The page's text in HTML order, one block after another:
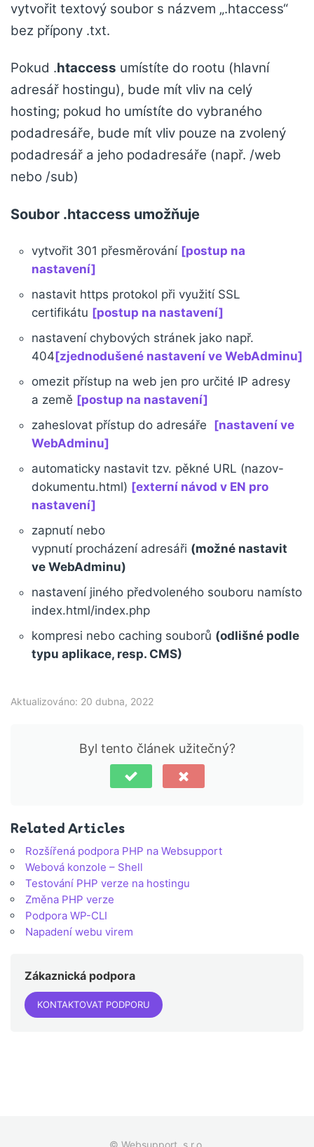
vytvořit textový soubor s názvem „.htaccess“
bez přípony .txt.
Pokud .htaccess umístíte do rootu (hlavní
adresář hostingu), bude mít vliv na celý
hosting; pokud ho umístíte do vybraného
podadresáře, bude mít vliv pouze na zvolený
podadresář a jeho podadresáře (např. /web
nebo /sub)
Soubor .htaccess umožňuje
vytvořit 301 přesměrování [postup na
nastavení]
nastavit https protokol při využití SSL
certifikátu [postup na nastavení]
nastavení chybových stránek jako např.
404[zjednodušené nastavení ve WebAdminu]
omezit přístup na web jen pro určité IP adresy
a země [postup na nastavení]
zaheslovat přístup do adresáře [nastavení ve
WebAdminu]
automaticky nastavit tzv. pěkné URL (nazov-
dokumentu.html) [externí návod v EN pro
nastavení]
zapnutí nebo
vypnutí procházení adresáři (možné nastavit
ve WebAdminu)
nastavení jiného předvoleného souboru namísto
index.html/index.php
kompresi nebo caching souborů (odlišné podle
typu aplikace, resp. CMS)
Aktualizováno: 20 dubna, 2022
Byl tento článek užitečný?
Related Articles
Rozšířená podpora PHP na Websupport
Webová konzole – Shell
Testování PHP verze na hostingu
Změna PHP verze
Podpora WP-CLI
Napadení webu virem
Zákaznická podpora
KONTAKTOVAT PODPORU